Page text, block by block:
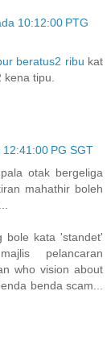
10:12:00 PTG
beratus2 ribu kat
tipu.
PG SGT
otak bergeliga
mahathir boleh
bole kata 'standet'
pelancaran
who vision about
benda scam...